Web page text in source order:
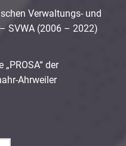
Verwaltungs- und
SVWA (2006 – 2022)
der
Ahrweiler